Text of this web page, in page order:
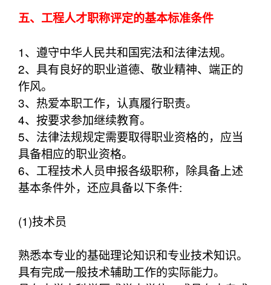
五、工程人才职称评定的基本标准条件
1、遵守中华人民共和国宪法和法律法规。
2、具有良好的职业道德、敬业精神、端正的
作风。
3、热爱本职工作，认真履行职责。
4、按要求参加继续教育。
5、法律法规规定需要取得职业资格的，应当
具备相应的职业资格。
6、工程技术人员申报各级职称，除具备上述
基本条件外，还应具备以下条件:
(1)技术员
熟悉本专业的基础理论知识和专业技术知识。
具有完成一般技术辅助工作的实际能力。